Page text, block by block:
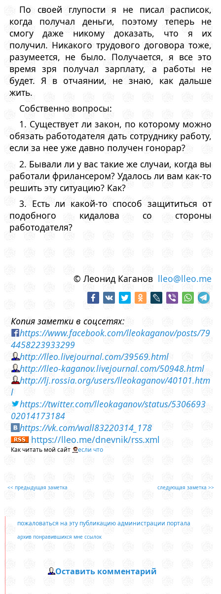
По своей глупости я не писал расписок,
когда получал деньги, поэтому теперь не
смогу даже никому доказать, что я их
получил. Никакого трудового договора тоже,
разумеется, не было. Получается, я все это
время зря получал зарплату, а работы не
будет. Я в отчаянии, не знаю, как дальше
жить.
Собственно вопросы:
1. Существует ли закон, по которому можно
обязать работодателя дать сотруднику работу,
если за нее уже давно получен гонорар?
2. Бывали ли у вас такие же случаи, когда вы
работали фрилансером? Удалось ли вам как-то
решить эту ситуацию? Как?
3. Есть ли какой-то способ защититься от
подобного кидалова со стороны
работодателя?
© Леонид Каганов lleo@lleo.me
Копия заметки в соцсетях:
https://www.facebook.com/lleokaganov/posts/79
4458223933299
http://lleo.livejournal.com/39569.html
http://lleo-kaganov.livejournal.com/50948.html
http://lj.rossia.org/users/lleokaganov/40101.htm
l
https://twitter.com/lleokaganov/status/5306693
02014173184
https://vk.com/wall83220314_178
https://lleo.me/dnevnik/rss.xml
Как читать мой сайт если что
<< предыдущая заметка следующая заметка >>
пожаловаться на эту публикацию администрации портала
архив понравившихся мне ссылок
Оставить комментарий